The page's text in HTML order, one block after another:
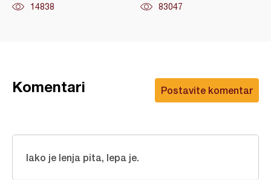
14838 83047
Postavite komentar
Komentari
Iako je lenja pita, lepa je.